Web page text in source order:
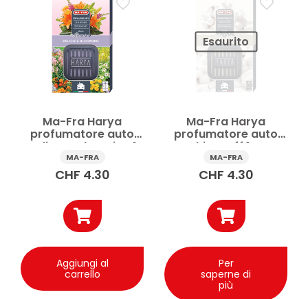
Ma-Fra Harya
profumatore auto
Delicate Blooming 1
pz
MA-FRA
CHF 4.30
Aggiungi al
carrello
Esaurito
Ma-Fra Harya
profumatore auto
White Puff 1 pz
MA-FRA
CHF 4.30
Per
saperne di
più